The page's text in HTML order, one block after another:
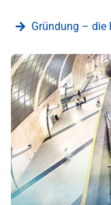
Gründung – die